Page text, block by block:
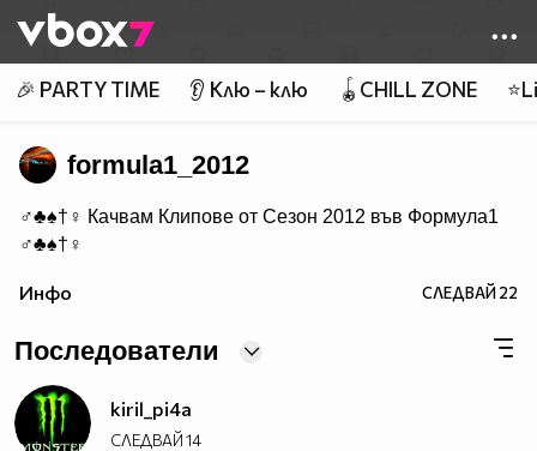
👾
🎉 PARTY TIME 👂 Клю – клю 🪀CHILL ZONE
formula1_2012
♂♣♠†♀ Качвам Клипове от Сезон 2012 във Формула1
♂♣♠†♀
Инфо СЛЕДВАЙ22
Последователи
kiril_pi4a
СЛЕДВАЙ14